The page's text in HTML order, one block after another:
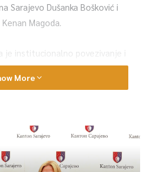
Sarajevo Dušanka Bošković i
Magoda.
je institucionalno povezivanje i
u obavljanju nastavnog,
i izdavačkog
djela, kao i aktivno
i umjetničko-
More